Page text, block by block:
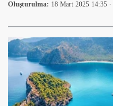
Oluşturulma: 18 Mart 2025 14:35 ·